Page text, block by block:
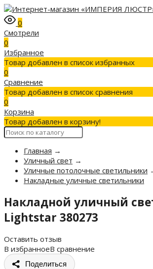
0
Смотрели
0
Избранное
Товар добавлен в список избранных
0
Сравнение
Товар добавлен в список сравнения
0
Корзина
Товар добавлен в корзину!
Главная →
Уличный свет →
Уличные потолочные светильники
Накладные уличные светильники
Накладной уличный
Lightstar 380273
Оставить отзыв
В избранноеВ сравнение
Поделиться